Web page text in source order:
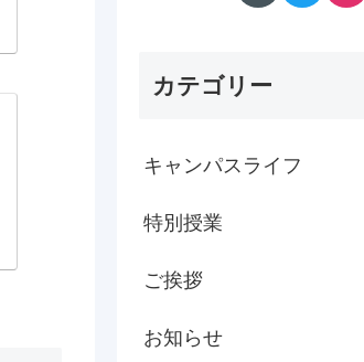
カテゴリー
キャンパスライフ
特別授業
ご挨拶
お知らせ